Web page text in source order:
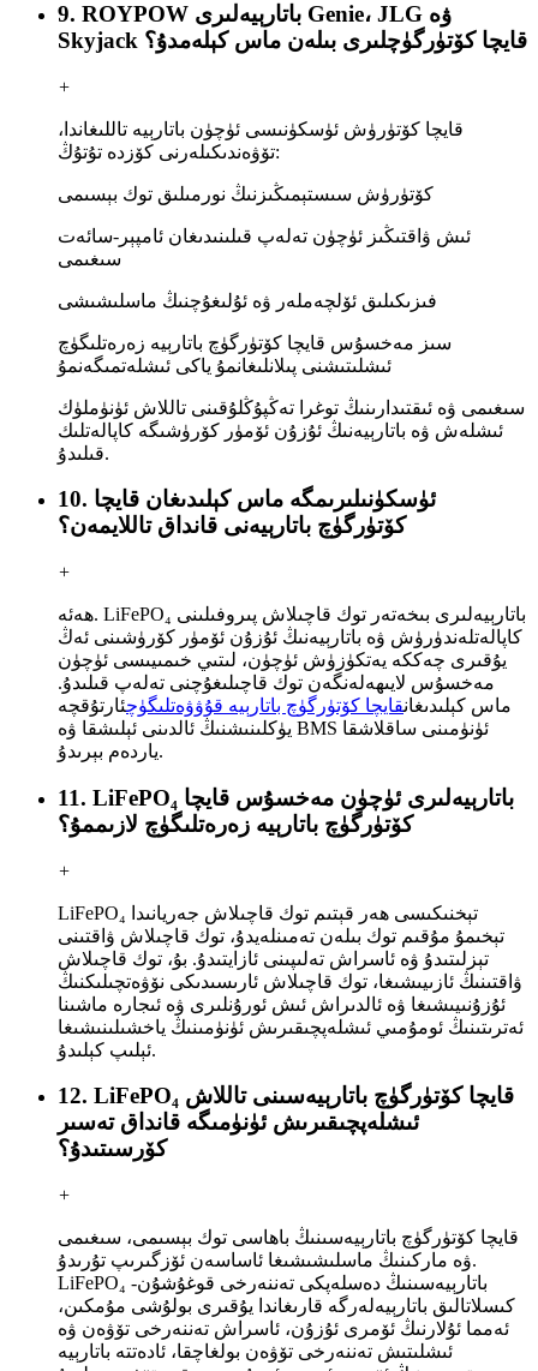
9. ROYPOW باتارېيەلىرى Genie، JLG ۋە
Skyjack قايچا كۆتۈرگۈچلىرى بىلەن ماس كېلەمدۇ؟
+
قايچا كۆتۈرۈش ئۈسكۈنىسى ئۈچۈن باتارېيە تاللىغاندا،
تۆۋەندىكىلەرنى كۆزدە تۇتۇڭ:
كۆتۈرۈش سىستېمىڭىزنىڭ نورمىلىق توك بېسىمى
ئىش ۋاقتىڭىز ئۈچۈن تەلەپ قىلىنىدىغان ئامپېر-سائەت
سىغىمى
فىزىكىلىق ئۆلچەملەر ۋە ئۇلىغۇچنىڭ ماسلىشىشى
سىز مەخسۇس قايچا كۆتۈرگۈچ باتارېيە زەرەتلىگۈچ
ئىشلىتىشنى پىلانلىغانمۇ ياكى ئىشلەتمىگەنمۇ
سىغىمى ۋە ئىقتىدارىنىڭ توغرا تەڭپۇڭلۇقىنى تاللاش ئۈنۈملۈك
ئىشلەش ۋە باتارېيەنىڭ ئۇزۇن ئۆمۈر كۆرۈشىگە كاپالەتلىك
قىلىدۇ.
10. ئۈسكۈنىلىرىمگە ماس كېلىدىغان قايچا
كۆتۈرگۈچ باتارېيەنى قانداق تاللايمەن؟
+
ھەئە. LiFePO₄ باتارېيەلىرى بىخەتەر توك قاچىلاش پىروفىلىنى
كاپالەتلەندۈرۈش ۋە باتارېيەنىڭ ئۇزۇن ئۆمۈر كۆرۈشىنى ئەڭ
يۇقىرى چەككە يەتكۈزۈش ئۈچۈن، لىتىي خىمىيىسى ئۈچۈن
مەخسۇس لايىھەلەنگەن توك قاچىلىغۇچنى تەلەپ قىلىدۇ.
ماس كېلىدىغانقايچا كۆتۈرگۈچ باتارېيە قۇۋۋەتلىگۈچئارتۇقچە
يۈكلىنىشنىڭ ئالدىنى ئېلىشقا ۋە BMS ئۈنۈمىنى ساقلاشقا
ياردەم بېرىدۇ.
11. LiFePO₄ باتارېيەلىرى ئۈچۈن مەخسۇس قايچا
كۆتۈرگۈچ باتارېيە زەرەتلىگۈچ لازىممۇ؟
+
LiFePO₄ تېخنىكىسى ھەر قېتىم توك قاچىلاش جەريانىدا
تېخىمۇ مۇقىم توك بىلەن تەمىنلەيدۇ، توك قاچىلاش ۋاقتىنى
تېزلىتىدۇ ۋە ئاسراش تەلىپىنى ئازايتىدۇ. بۇ، توك قاچىلاش
ۋاقتىنىڭ ئازىيىشىغا، توك قاچىلاش ئارىسىدىكى نۆۋەتچىلىكنىڭ
ئۇزۇنىيىشىغا ۋە ئالدىراش ئىش ئورۇنلىرى ۋە ئىجارە ماشىنا
ئەترىتىنىڭ ئومۇمىي ئىشلەپچىقىرىش ئۈنۈمىنىڭ ياخشىلىنىشىغا
ئېلىپ كېلىدۇ.
12. LiFePO₄ قايچا كۆتۈرگۈچ باتارېيەسىنى تاللاش
ئىشلەپچىقىرىش ئۈنۈمىگە قانداق تەسىر
كۆرسىتىدۇ؟
+
قايچا كۆتۈرگۈچ باتارېيەسىنىڭ باھاسى توك بېسىمى، سىغىمى
ۋە ماركىنىڭ ماسلىشىشىغا ئاساسەن ئۆزگىرىپ تۇرىدۇ.
LiFePO₄ باتارېيەسىنىڭ دەسلەپكى تەننەرخى قوغۇشۇن-
كىسلاتالىق باتارېيەلەرگە قارىغاندا يۇقىرى بولۇشى مۇمكىن،
ئەمما ئۇلارنىڭ ئۆمرى ئۇزۇن، ئاسراش تەننەرخى تۆۋەن ۋە
ئىشلىتىش تەننەرخى تۆۋەن بولغاچقا، ئادەتتە باتارېيە